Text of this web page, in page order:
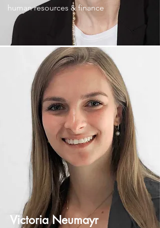
human resources & finance
Victoria Neumayr